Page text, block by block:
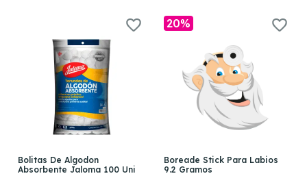
Bolitas De Algodon
Absorbente Jaloma 100 Uni
20%
Boreade Stick Para Labios
9.2 Gramos